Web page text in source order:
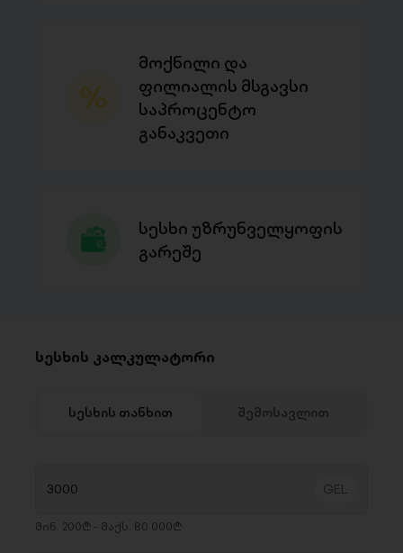
მოქნილი და
ფილიალის მსგავსი
საპროცენტო
განაკვეთი
სესხი უზრუნველყოფის
გარეშე
სესხის კალკულატორი
სესხის თანხით შემოსავლით
მინ. 200₾ - მაქს. 80 000₾